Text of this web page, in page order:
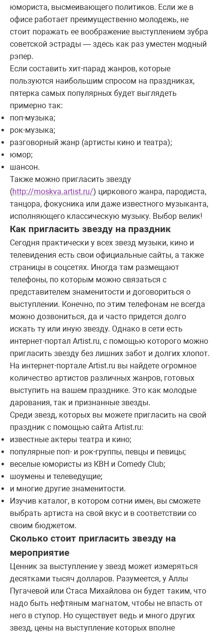
юмориста, высмеивающего политиков. Если же в
офисе работает преимущественно молодежь, не
стоит поражать ее воображение выступлением зубра
советской эстрады — здесь как раз уместен модный
рэпер.
Если составить хит-парад жанров, которые
пользуются наибольшим спросом на праздниках,
пятерка самых популярных будет выглядеть
примерно так:
поп-музыка;
рок-музыка;
разговорный жанр (артисты кино и театра);
юмор;
шансон.
Также можно пригласить звезду
(http://moskva.artist.ru/) циркового жанра, пародиста,
танцора, фокусника или даже известного музыканта,
исполняющего классическую музыку. Выбор велик!
Как пригласить звезду на праздник
Сегодня практически у всех звезд музыки, кино и
телевидения есть свои официальные сайты, а также
страницы в соцсетях. Иногда там размещают
телефоны, по которым можно связаться с
представителем знаменитости и договориться о
выступлении. Конечно, по этим телефонам не всегда
можно дозвониться, да и часто придется долго
искать ту или иную звезду. Однако в сети есть
интернет-портал Artist.ru, с помощью которого можно
пригласить звезду без лишних забот и долгих хлопот.
На интернет-портале Artist.ru вы найдете огромное
количество артистов различных жанров, готовых
выступить на вашем празднике. Это как молодые
дарования, так и признанные звезды.
Среди звезд, которых вы можете пригласить на свой
праздник с помощью сайта Artist.ru:
известные актеры театра и кино;
популярные поп- и рок-группы, певцы и певицы;
веселые юмористы из КВН и Comedy Club;
шоумены и телеведущие;
и многие другие знаменитости.
Изучив каталог, в котором сотни имен, вы сможете
выбрать артиста на свой вкус и в соответствии со
своим бюджетом.
Сколько стоит пригласить звезду на
мероприятие
Ценник за выступление у звезд может измеряться
десятками тысяч долларов. Разумеется, у Аллы
Пугачевой или Стаса Михайлова он будет таким, что
надо быть нефтяным магнатом, чтобы не впасть от
него в ступор. Но существует ведь и много других
звезд, цены на выступление которых вполне